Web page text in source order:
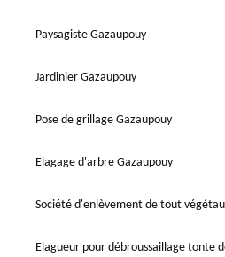
Paysagiste Gazaupouy
Jardinier Gazaupouy
Pose de grillage Gazaupouy
Elagage d'arbre Gazaupouy
Société d'enlèvement de tout
Elagueur pour débroussaillage tonte